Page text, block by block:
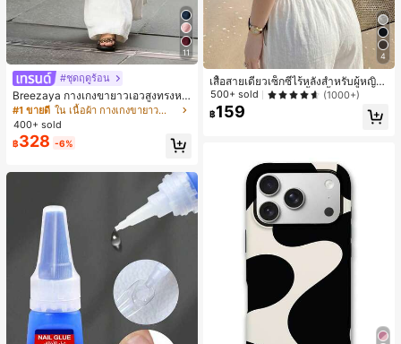
11
#ชุดฤดูร้อน
Breezaya กางเกงขายาวเอวสูงทรงหล
วมขาบานสำหรับผู้หญิง สีขาวเรียบหรูส
ไตล์ชิค เหมาะสำหรับใส่เที่ยวทะเล วันห
ยุดพักผ่อนฤดูร้อน ลุคสบายๆ ใส่ได้หลา
ยโอกาสในชีวิตประจำวัน
#1 ขายดี
ใน เนื้อผ้า กางเกงขายาวลำลองผ้า
400+ sold
฿328 -6%
4
เสื้อสายเดี่ยวเซ็กซี่ไร้หลังสำหรับผู้หญิง
พร้อมบราแบบมีฟองน้ำ, เสื้อกล้ามแขน
กุด, เสื้อลำลองสีดำสำหรับฤดูร้อน
500+ sold (1000+)
฿159